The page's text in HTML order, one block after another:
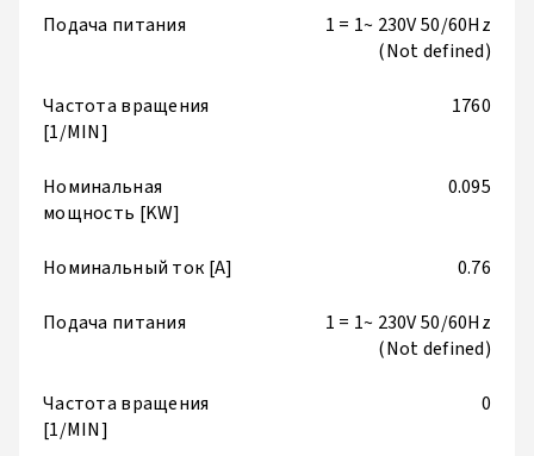
Подача питания
1 = 1~ 230V 50/60Hz
(Not defined)
Частота вращения
[1/MIN]
1760
Номинальная
мощность [KW]
0.095
Номинальный ток [A] 0.76
Подача питания
1 = 1~ 230V 50/60Hz
(Not defined)
Частота вращения
[1/MIN]
0